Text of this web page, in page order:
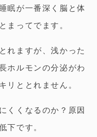
眠が一番深く脳と体
まってでます。
れますが、浅かった
ホルモンの分泌がわ
リととれません。
くくなるのか？原因
下です。